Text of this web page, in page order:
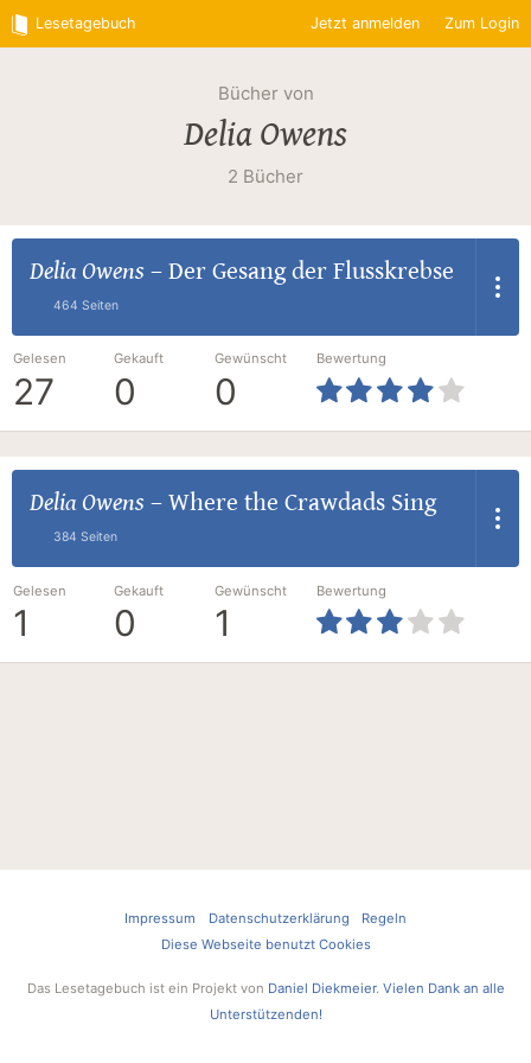
Lesetagebuch Jetzt anmelden Zum Login
Bücher von
Delia Owens
2 Bücher
Delia Owens – Der Gesang der Flusskrebse
464 Seiten
Gelesen
27
Gekauft
0
Gewünscht
0
Bewertung
Delia Owens – Where the Crawdads Sing
384 Seiten
Gelesen
1
Gekauft
0
Gewünscht
1
Bewertung
Impressum Datenschutzerklärung
Regeln
Diese Webseite benutzt Cookies
Das Lesetagebuch ist ein Projekt von Daniel Diekmeier. Vielen Dank an alle
Unterstützenden!